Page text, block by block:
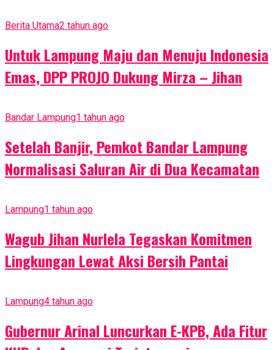
Berita Utama2 tahun ago
Untuk Lampung Maju dan Menuju Indonesia
Emas, DPP PROJO Dukung Mirza – Jihan
Bandar Lampung1 tahun ago
Setelah Banjir, Pemkot Bandar Lampung
Normalisasi Saluran Air di Dua Kecamatan
Lampung1 tahun ago
Wagub Jihan Nurlela Tegaskan Komitmen
Lingkungan Lewat Aksi Bersih Pantai
Lampung4 tahun ago
Gubernur Arinal Luncurkan E-KPB, Ada Fitur